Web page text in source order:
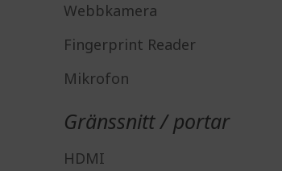
Webbkamera
Fingerprint Reader
Mikrofon
Gränssnitt / portar
HDMI